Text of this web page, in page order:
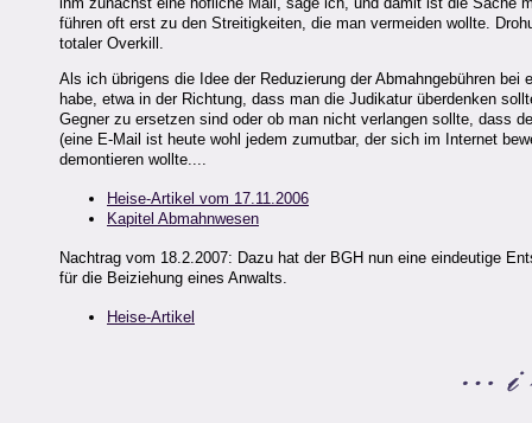
führen oft erst zu den Streitigkeiten, die man vermeiden wollte.
totaler Overkill.
Als ich übrigens die Idee der Reduzierung der Abmahngebühren
habe, etwa in der Richtung, dass man die Judikatur überdenken
Gegner zu ersetzen sind oder ob man nicht verlangen sollte, dass
(eine E-Mail ist heute wohl jedem zumutbar, der sich im Internet
demontieren wollte....
Heise-Artikel vom 17.11.2006
Kapitel Abmahnwesen
Nachtrag vom 18.2.2007: Dazu hat der BGH nun eine eindeutige
für die Beiziehung eines Anwalts.
Heise-Artikel